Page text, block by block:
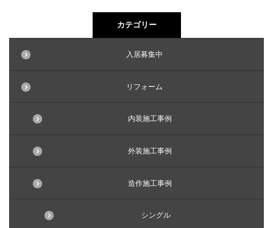
カテゴリー
入居募集中
リフォーム
内装施工事例
外装施工事例
造作施工事例
シングル